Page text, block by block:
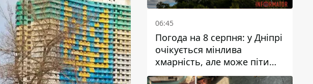
06:45
Погода на 8 серпня: у Дніпрі
очікується мінлива
хмарність, але може піти
дощ